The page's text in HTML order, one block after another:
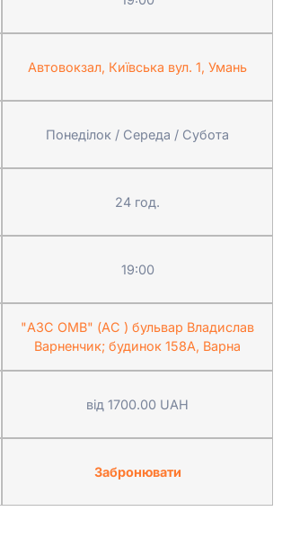
Автовокзал, Київська вул. 1, Умань
Понеділок / Середа / Субота
24 год.
19:00
"АЗС ОМВ" (АС ) бульвар Владислав
Варненчик; будинок 158A, Варна
від 1700.00 UAH
Забронювати